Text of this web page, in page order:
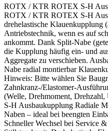
ROTX / KTR ROTEX S-H
ROTX / KTR ROTEX S-H
drehelastische Klauenkupplung
Antriebstechnik, wenn es auf
ankommt. Dank Split-Nabe
die Kupplung häufig ein- und
Aggregate zu verschieben.
Nabe radial montierbar
Hinweis: Bitte wählen Sie
Zahnkranz-/Elastomer-
(Welle, Drehmoment,
S-H Ausbaukupplung Radiale
Naben – ideal bei beengten
Schneller Wechsel bei Service